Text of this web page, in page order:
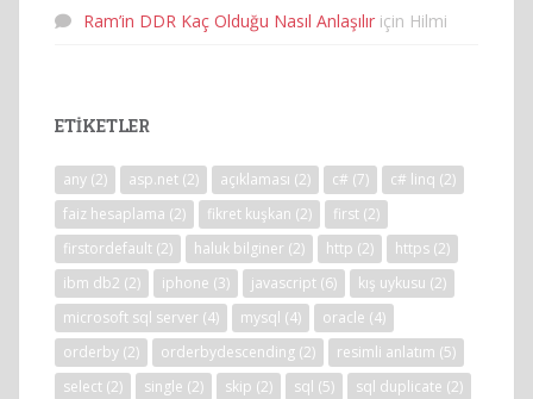
Ram’in DDR Kaç Olduğu Nasıl Anlaşılır için Hilmi
ETIKETLER
any (2) asp.net (2) açıklaması (2) c# (7) c# linq (2)
faiz hesaplama (2) fikret kuşkan (2) first (2)
firstordefault (2) haluk bilginer (2) http (2) https (2)
ibm db2 (2) iphone (3) javascript (6) kış uykusu (2)
microsoft sql server (4) mysql (4) oracle (4)
orderby (2) orderbydescending (2) resimli anlatım (5)
select (2) single (2) skip (2) sql (5) sql duplicate (2)